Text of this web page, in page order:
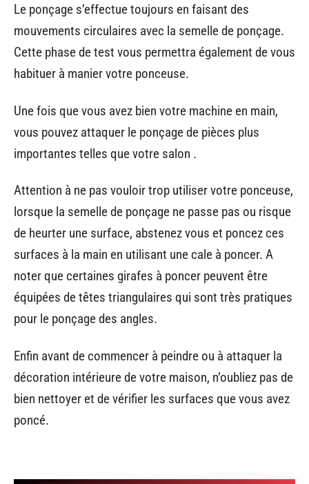
Le ponçage s’effectue toujours en faisant des
mouvements circulaires avec la semelle de ponçage.
Cette phase de test vous permettra également de vous
habituer à manier votre ponceuse.
Une fois que vous avez bien votre machine en main,
vous pouvez attaquer le ponçage de pièces plus
importantes telles que votre salon .
Attention à ne pas vouloir trop utiliser votre ponceuse,
lorsque la semelle de ponçage ne passe pas ou risque
de heurter une surface, abstenez vous et poncez ces
surfaces à la main en utilisant une cale à poncer. A
noter que certaines girafes à poncer peuvent être
équipées de têtes triangulaires qui sont très pratiques
pour le ponçage des angles.
Enfin avant de commencer à peindre ou à attaquer la
décoration intérieure de votre maison, n’oubliez pas de
bien nettoyer et de vérifier les surfaces que vous avez
poncé.